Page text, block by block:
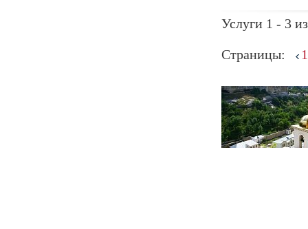
Услуги 1 - 3
Страницы: 1